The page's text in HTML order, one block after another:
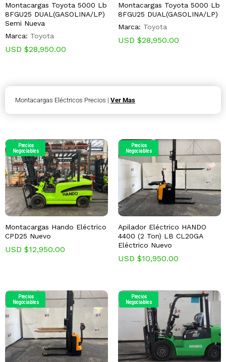
Montacargas Toyota 5000 Lb
8FGU25 DUAL(GASOLINA/LP)
Semi Nueva
Marca: Toyota
USD $28,950.00
Montacargas Toyota 5000 Lb
8FGU25 DUAL(GASOLINA/LP)
Marca: Toyota
USD $28,950.00
Montacargas Eléctricos Precios | Ver Mas
Precios
Negociables
Montacargas Hando Eléctrico
CPD25 Nuevo
USD $12,950.00
Precios
Negociables
Apilador Eléctrico HANDO
4400 (2 Ton) LB CL20GA
Eléctrico Nuevo
USD $10,950.00
Precios
Negociables
Precios
Negociables